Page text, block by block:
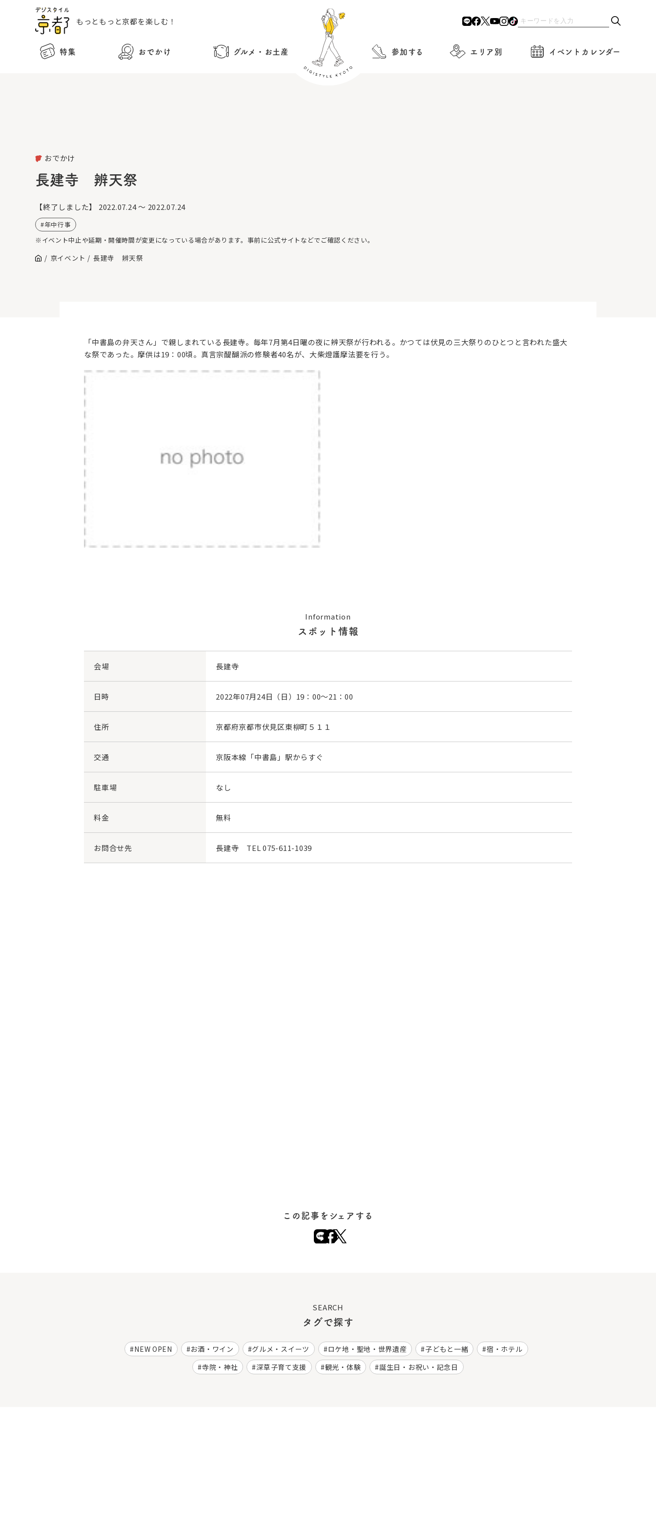
もっともっと京都を楽しむ！
特集 おでかけ グルメ・お土産 参加する エリア別 イベントカレンダー
おでかけ
長建寺 辨天祭
【終了しました】 2022.07.24 ～ 2022.07.24
年中行事
※イベント中止や延期・開催時間が変更になっている場合があります。事前に公式サイトなどでご確認ください。
京イベント 長建寺 辨天祭
「中書島の弁天さん」で親しまれている長建寺。毎年7月第4日曜の夜に辨天祭が行われる。かつては伏見の三大祭りのひとつと言われた盛大
な祭であった。摩供は19：00頃。真言宗醍醐派の修験者40名が、大柴燈護摩法要を行う。
Information
スポット情報
会場 長建寺
日時 2022年07月24日（日）19：00～21：00
住所 京都府京都市伏見区東柳町５１１
交通 京阪本線「中書島」駅からすぐ
駐車場 なし
料金 無料
お問合せ先 長建寺 TEL075-611-1039
この記事をシェアする
SEARCH
タグで探す
NEW OPEN お酒・ワイン グルメ・スイーツ ロケ地・聖地・世界遺産 子どもと一緒
宿・ホテル
寺院・神社
深草子育て支援 観光・体験 誕生日・お祝い・記念日